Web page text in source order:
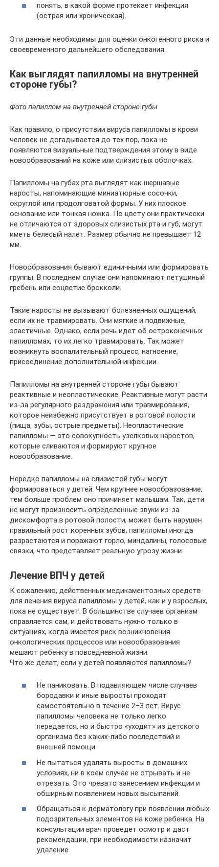
понять, в какой форме протекает инфекция
(острая или хроническая).
Эти данные необходимы для оценки онкогенного риска и
своевременного дальнейшего обследования.
Как выглядят папилломы на внутренней
стороне губы?
Фото папиллом на внутренней стороне губы
Как правило, о присутствии вируса папилломы в крови
человек не догадывается до тех пор, пока не
появляются визуальные подтверждения этому в виде
новообразований на коже или слизистых оболочках.
Папилломы на губах рта выглядят как шершавые
наросты, напоминающие миниатюрные сосочки,
округлой или продолговатой формы. У них плоское
основание или тонкая ножка. По цвету они практически
не отличаются от здоровых слизистых рта и губ, могут
иметь белесый налет. Размер обычно не превышает 12
мм.
Новообразования бывают единичными или формировать
группы. В последнем случае они напоминают петушиный
гребень или соцветие брокколи.
Такие наросты не вызывают болезненных ощущений,
если их не травмировать. Они мягкие и подвижные,
эластичные. Однако, если речь идет об остроконечных
папилломах, то их легко травмировать. Так может
возникнуть воспалительный процесс, нагноение,
присоединение дополнительной инфекции.
Папилломы на внутренней стороне губы бывают
реактивные и неопластические. Реактивные могут расти
из-за регулярного раздражения или травмирования,
которое неизбежно присутствует в ротовой полости
(пища, зубы, острые предметы). Неопластические
папилломы — это совокупность узелковых наростов,
которые сливаются и формируют крупное
новообразование.
Нередко папилломы на слизистой губы могут
формироваться у детей. Чем крупнее новообразование,
тем больше проблем оно причиняет малышам. Так, дети
не могут произносить определенные звуки из-за
дискомфорта в ротовой полости, может быть нарушен
правильный рост коренных зубов, папилломы иногда
разрастаются и поражают горло, миндалины, голосовые
связки, что представляет реальную угрозу жизни.
Лечение ВПЧ у детей
К сожалению, действенных медикаментозных средств
для лечения вируса папилломы у детей, как и у взрослых,
пока не существует. В большинстве случаев организм
справляется сам, и действовать нужно только в
ситуациях, когда имеется риск возникновения
онкологических процессов или новообразования
мешают ребенку в повседневной жизни.
Что же делат, если у детей появляются папилломы?
Не паниковать. В подавляющем числе случаев
бородавки и иные выросты проходят
самостоятельно в течение 2–3 лет. Вирус
папилломы человека не только легко
передается, но и быстро «уходит» из детского
организма без каких-либо последствий и
внешней помощи.
Не пытаться удалять выросты в домашних
условиях, ни в коем случае не отрывать и не
отрезать. Это чревато занесением инфекции и
обширным появлением новых высыпаний.
Обращаться к дерматологу при появлении любых
подозрительных элементов на коже ребенка. На
консультации врач проведет осмотр и даст
рекомендации, при необходимости назначит
удаление.